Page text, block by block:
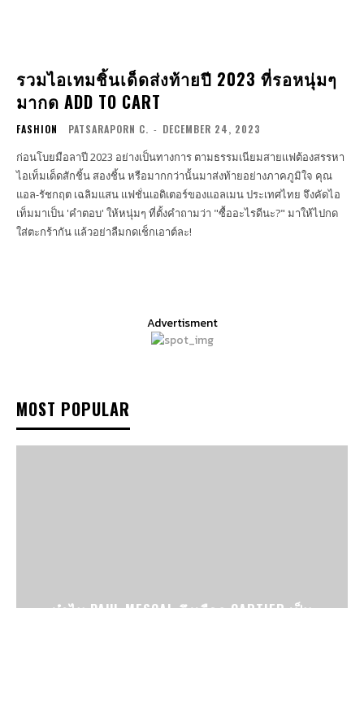
รวมไอเทมชิ้นเด็ดส่งท้ายปี 2023 ที่รอหนุ่มๆ
มากด ADD TO CART
FASHION PATSARAPORN C. - DECEMBER 24, 2023
ก่อนโบยมือลาปี 2023 อย่างเป็นทางการ ตามธรรมเนียมสายแฟต้องสรรหา
ไอเท็มเด็ดสักชิ้น สองชิ้น หรือมากกว่านั้นมาส่งท้ายอย่างภาคภูมิใจ คุณ
แอล-รัชกฤต เฉลิมแสน แฟชั่นเอดิเตอร์ของแอลเมน ประเทศไทย จึงคัดไอ
เท็มมาเป็น 'คำตอบ' ให้หนุ่มๆ ที่ตั้งคำถามว่า "ซื้ออะไรดีนะ?" มาให้ไปกด
ใส่ตะกร้ากัน แล้วอย่าลืมกดเช็กเอาต์ละ!
Advertisment
MOST POPULAR
ทำไม PAUL MESCAL ถึงเลือก CARTIER เป็น